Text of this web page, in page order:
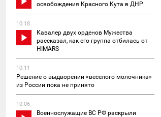
освобождения Красного Кута в ДНР
10:18
Кавалер двух орденов Мужества
рассказал, как его группа отбилась от
HIMARS
10:11
Решение о выдворении «веселого молочника»
из России пока не принято
10:06
Военнослужащие ВС РФ раскрыли